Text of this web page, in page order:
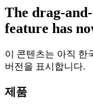
The drag-
feature has
이 콘텐츠는 아직 한
버전을 표시합니다.
제품